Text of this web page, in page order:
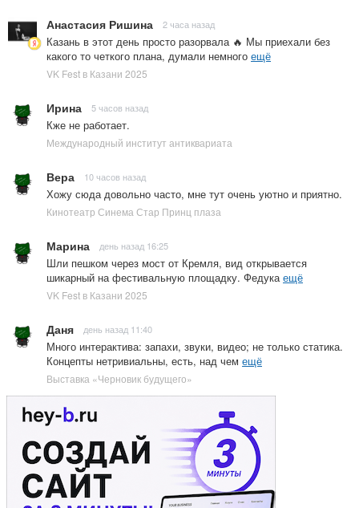
Анастасия Ришина 2 часа назад
Казань в этот день просто разорвала 🔥 Мы приехали без
какого то четкого плана, думали немного ещё
VK Fest в Казани 2025
Ирина 5 часов назад
Кже не работает.
Международный институт антиквариата
Вера 10 часов назад
Хожу сюда довольно часто, мне тут очень уютно и приятно.
Кинотеатр Синема Стар Принц плаза
Марина день назад 16:25
Шли пешком через мост от Кремля, вид открывается
шикарный на фестивальную площадку. Федука ещё
VK Fest в Казани 2025
Даня день назад 11:40
Много интерактива: запахи, звуки, видео; не только статика.
Концепты нетривиальны, есть, над чем ещё
Выставка «Черновик будущего»